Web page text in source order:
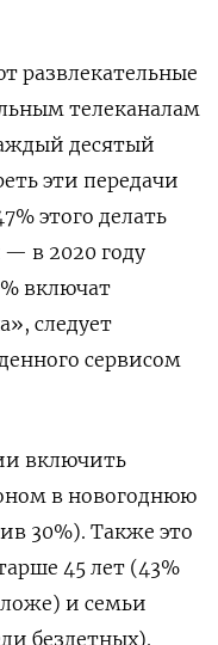
развлекательные
телеканалам
десятый
эти передачи
этого делать
в 2020 году
включат
следует
сервисом
включить
в новогоднюю
30%). Также это
45 лет (43%
и семьи
бездетных).